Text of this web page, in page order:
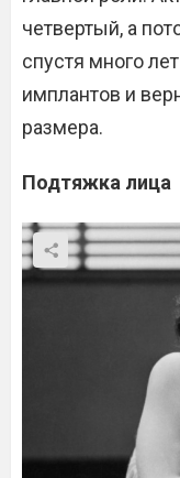
четвертый, а
спустя много
имплантов и
размера.
Подтяжка лица